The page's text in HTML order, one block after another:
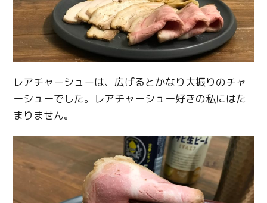
レアチャーシューは、広げるとかなり大振りのチャ
ーシューでした。レアチャーシュー好きの私にはた
まりません。